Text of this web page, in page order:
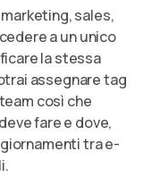
sales,
a un unico
la stessa
assegnare tag
così che
fare e dove,
tra e-